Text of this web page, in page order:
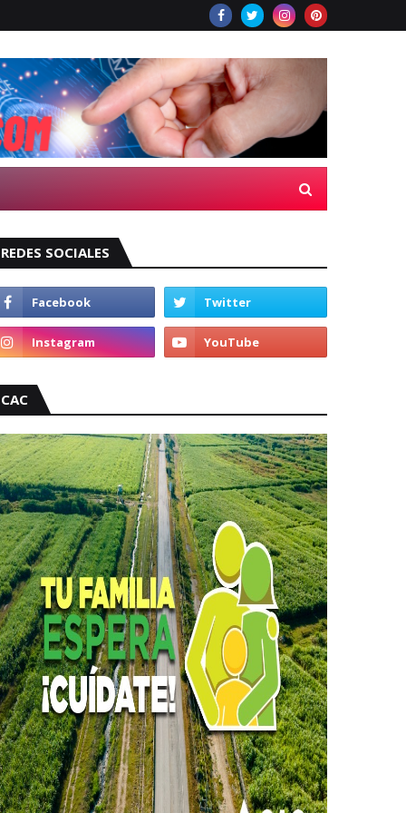
REDES SOCIALES
CAC